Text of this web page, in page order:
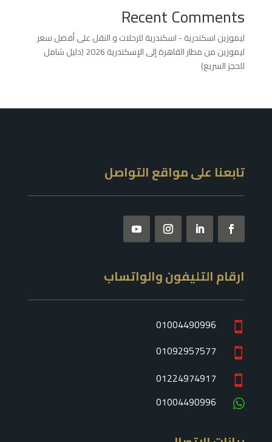
Recent Comments
ليموزين اسكندرية - اسكندرية للرحلات و النقلعلىأفضل سعر
ليموزين من مطار القاهرة إلى الإسكندرية 2026 (دليل شامل
للحجز السريع)
تابعنا على مواقع التواصل
ارقام التليفون والواتساب

01004490996

01092957577

01224974917

01004490996